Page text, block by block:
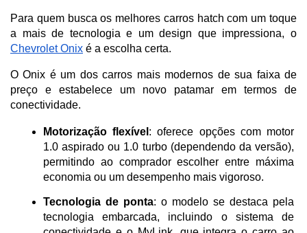
Para quem busca os melhores carros hatch com um toque
Chevrolet Onix é a escolha certa.
O Onix é um dos carros mais modernos de sua faixa de
preço e estabelece um novo patamar em termos de
conectividade.
Motorização flexível : oferece opções com motor
1.0 aspirado ou 1.0 turbo (dependendo da versão),
permitindo ao comprador escolher entre máxima
economia ou um desempenho mais vigoroso.
Tecnologia de ponta: o modelo se destaca pela
tecnologia embarcada, incluindo o sistema de